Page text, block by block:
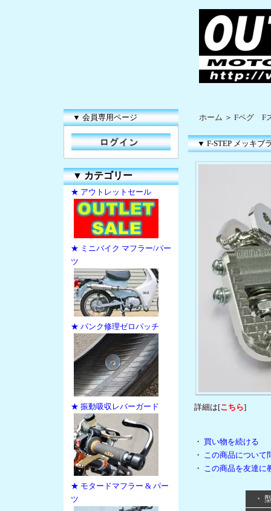
▼ 会員専用ページ
▼カテゴリー
★ アウトレットセール
★ ミニバイク マフラー/パー
ツ
★ パンク修理ゼロパッチ
★ 振動吸収レバーガード
★ モタードマフラー & パー
ツ
ホーム ＞ Fペグ F
▼ F-STEP メッキブ
詳細は[こちら]
・ 買い物を続ける
・ この商品について
・ この商品を友達に
・